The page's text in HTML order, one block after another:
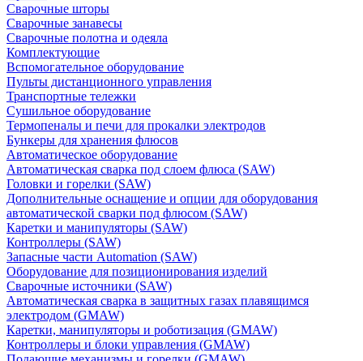
Сварочные шторы
Сварочные занавесы
Сварочные полотна и одеяла
Комплектующие
Вспомогательное оборудование
Пульты дистанционного управления
Транспортные тележки
Сушильное оборудование
Термопеналы и печи для прокалки электродов
Бункеры для хранения флюсов
Автоматическое оборудование
Автоматическая сварка под слоем флюса (SAW)
Головки и горелки (SAW)
Дополнительные оснащение и опции для оборудования
автоматической сварки под флюсом (SAW)
Каретки и манипуляторы (SAW)
Контроллеры (SAW)
Запасные части Automation (SAW)
Оборудование для позиционирования изделий
Сварочные источники (SAW)
Автоматическая сварка в защитных газах плавящимся
электродом (GMAW)
Каретки, манипуляторы и роботизация (GMAW)
Контроллеры и блоки управления (GMAW)